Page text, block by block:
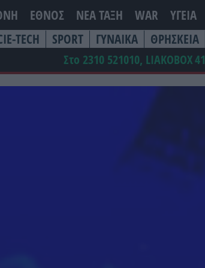
ΕΘΝΟΣ ΝΕΑ ΤΆΞΗ WAR ΥΓΕΙΑ
TECH SPORT ΓΥΝΑΙΚΑ ΘΡΗΣΚΕΙΑ
Στο 2310 521010, LIAKOBOX41